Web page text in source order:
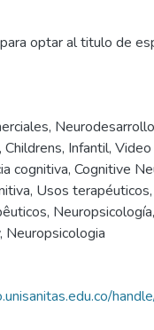
optar al titulo de
, Neurodesarrollo
, Childrens, Infantil,
cognitiva, Cognitive
, Usos terapéuticos
, Neuropsicología,
, Neuropsicologia